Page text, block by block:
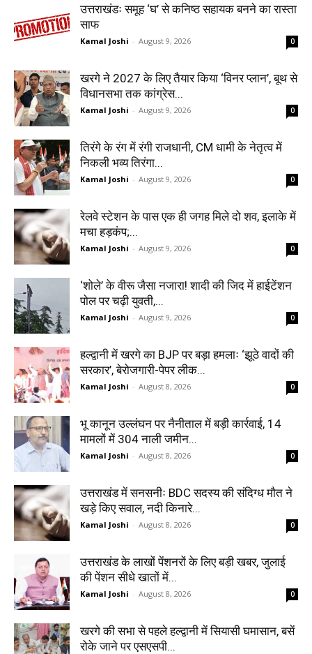
उत्तराखंडः समूह ‘घ’ से कनिष्ठ सहायक बनने का रास्ता
साफ
Kamal Joshi - August 9, 2026 0
खरगे ने 2027 के लिए तैयार किया ‘विनर प्लान’, बूथ से
विधानसभा तक कांग्रेस...
Kamal Joshi - August 9, 2026 0
तिरंगे के रंग में रंगी राजधानी, CM धामी के नेतृत्व में
निकली भव्य तिरंगा...
Kamal Joshi - August 9, 2026 0
रेलवे स्टेशन के पास एक ही जगह मिले दो शव, इलाके में
मचा हड़कंप;...
Kamal Joshi - August 9, 2026 0
‘शोले’ के वीरू जैसा नजारा! शादी की जिद में हाईटेंशन
पोल पर चढ़ी युवती,...
Kamal Joshi - August 9, 2026 0
हल्द्वानी में खरगे का BJP पर बड़ा हमलाः ‘झूठे वादों की
सरकार’, बेरोजगारी-पेपर लीक...
Kamal Joshi - August 8, 2026 0
भू कानून उल्लंघन पर नैनीताल में बड़ी कार्रवाई, 14
मामलों में 304 नाली जमीन...
Kamal Joshi - August 8, 2026 0
उत्तराखंड में सनसनीः BDC सदस्य की संदिग्ध मौत ने
खड़े किए सवाल, नदी किनारे...
Kamal Joshi - August 8, 2026 0
उत्तराखंड के लाखों पेंशनरों के लिए बड़ी खबर, जुलाई
की पेंशन सीधे खातों में...
Kamal Joshi - August 8, 2026 0
खरगे की सभा से पहले हल्द्वानी में सियासी घमासान, बसें
रोके जाने पर एसएसपी...